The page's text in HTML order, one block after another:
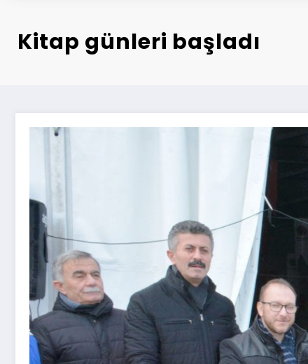
Kitap günleri başladı